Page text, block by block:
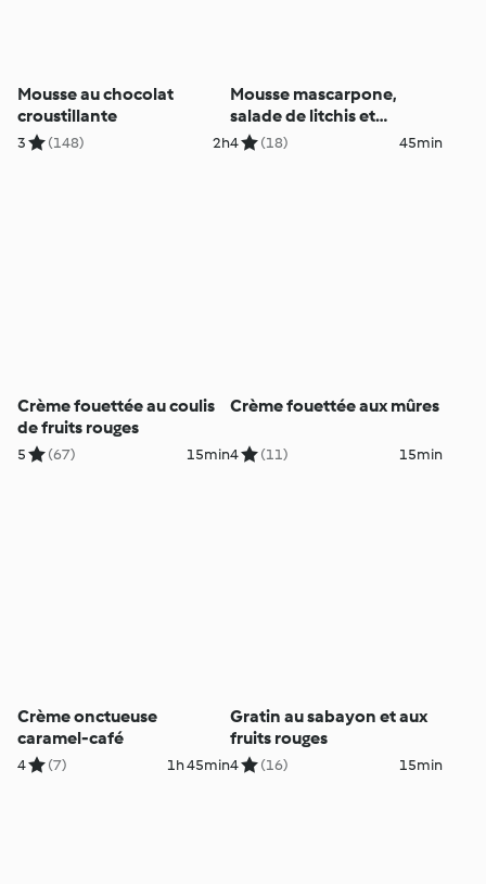
Mousse au chocolat
croustillante
3 (148) 2h
Mousse mascarpone,
salade de litchis et
mangue au miel
4 (18) 45min
Crème fouettée au coulis
de fruits rouges
5 (67) 15min
Crème fouettée aux mûres
4 (11) 15min
Crème onctueuse
caramel-café
4 (7) 1h 45min
Gratin au sabayon et aux
fruits rouges
4 (16) 15min